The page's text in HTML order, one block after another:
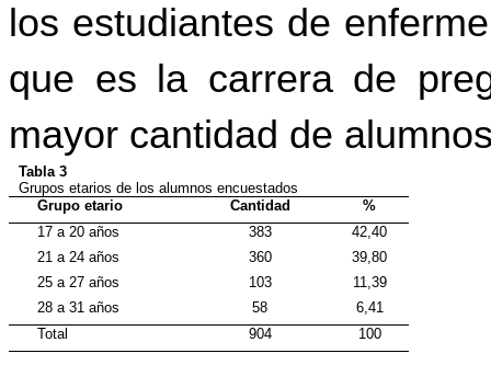
los estudiantes de
que es la carrera de
mayor cantidad de
Tabla 3
Grupos etarios de los alumnos encuestados
Grupo etario
Cantidad
%
17 a 20 años
383
42,40
21 a 24 años
360
39,80
25 a 27 años
103
11,39
28 a 31 años
58
6,41
Total
904
100